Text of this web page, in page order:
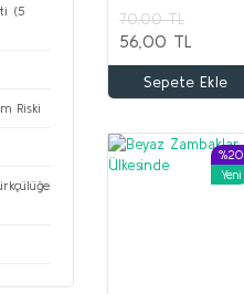
(5
Riski
70,00 TL
56,00 TL
Sepete Ekle
%20
Yeni